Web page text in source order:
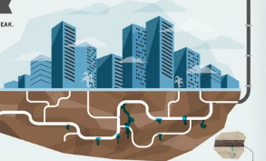
Bewertungsdialog zu öffnen